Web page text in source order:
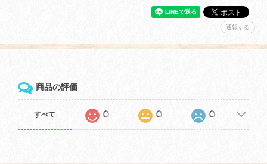
通報する
商品の評価
すべて 0 0 0